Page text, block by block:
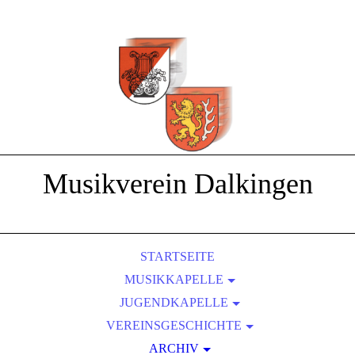
Musikverein Dalkingen
STARTSEITE
MUSIKKAPELLE
DIRIGENTEN
FAHNE
FLÜGELHORN
JUGENDKAPELLE
2009 - AUSFLUG INS SENSAPOLIS
2012 - D2 UND D3 LEHRGÄNGE
VEREINSGESCHICHTE
... 1954
ARCHIV